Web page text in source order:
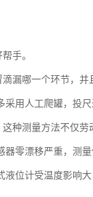
手。
漏哪一个环节，
用人工爬罐，投
种测量方法不仅
零漂移严重，测
位计受温度影响